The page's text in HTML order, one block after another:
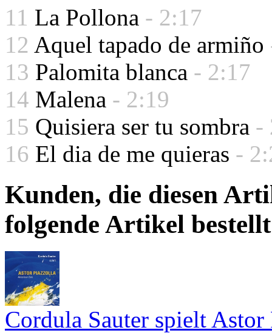
11 La Pollona - 2:17
12 Aquel tapado de armiño
13 Palomita blanca - 2:17
14 Malena - 2:19
15 Quisiera ser tu sombra -
16 El dia de me quieras -
Kunden, die diesen
folgende Artikel
Cordula Sauter spielt Astor